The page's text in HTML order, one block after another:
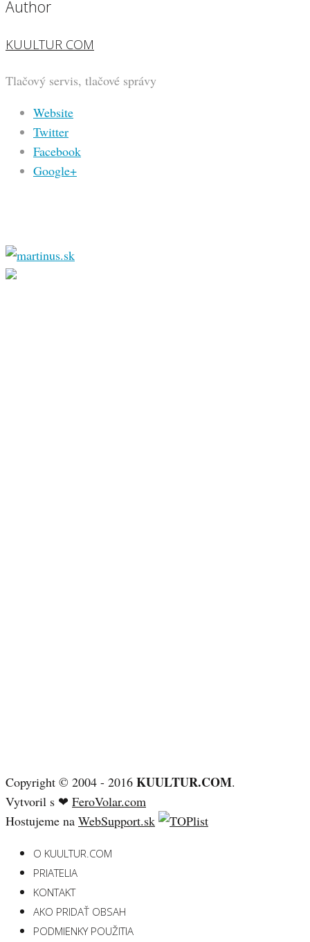
Author
KUULTUR COM
Tlačový servis, tlačové správy
Website
Twitter
Facebook
Google+
Copyright © 2004 - 2016 KUULTUR.COM.
Vytvoril s ❤ FeroVolar.com
Hostujeme na WebSupport.sk
O KUULTUR.COM
PRIATELIA
KONTAKT
AKO PRIDAŤ OBSAH
PODMIENKY POUŽITIA